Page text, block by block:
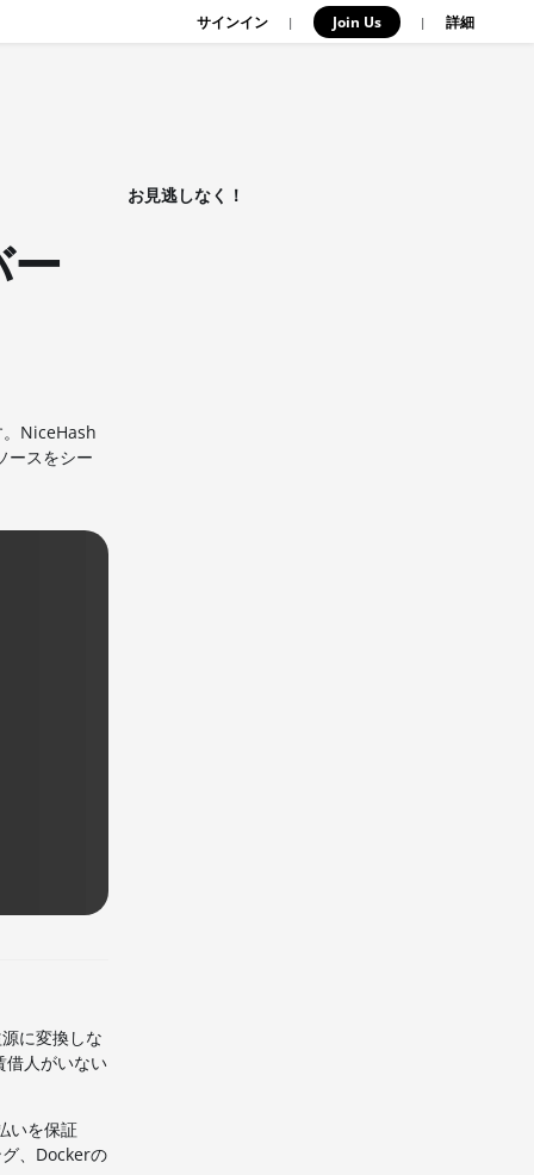
サインイン | Join Us | 詳細
。NiceHash
ースをシー
に変換しな
借人がいない
いを保証
、Dockerの
お見逃しなく！